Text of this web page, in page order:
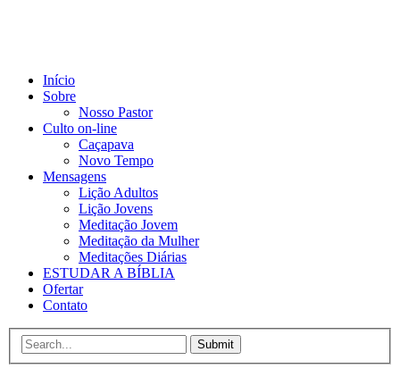
Início
Sobre
Nosso Pastor
Culto on-line
Caçapava
Novo Tempo
Mensagens
Lição Adultos
Lição Jovens
Meditação Jovem
Meditação da Mulher
Meditações Diárias
ESTUDAR A BÍBLIA
Ofertar
Contato
Submit